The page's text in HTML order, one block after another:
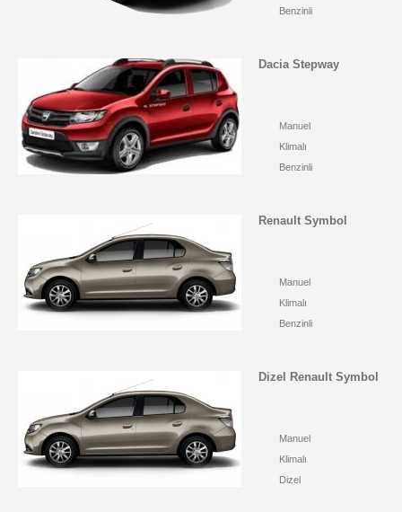
Benzinli
Dacia Stepway
Manuel
Klimalı
Benzinli
Renault Symbol
Manuel
Klimalı
Benzinli
Dizel Renault Symbol
Manuel
Klimalı
Dizel